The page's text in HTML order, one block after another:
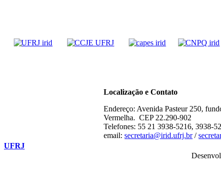
Localização e Contato
Endereço: Avenida Pasteur 250,
Vermelha. CEP 22.290-902
Telefones: 55 21 3938-5216, 3938-
email:secretaria@irid.ufrj.br/
UFRJ